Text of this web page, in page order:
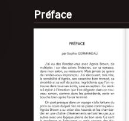
Préface